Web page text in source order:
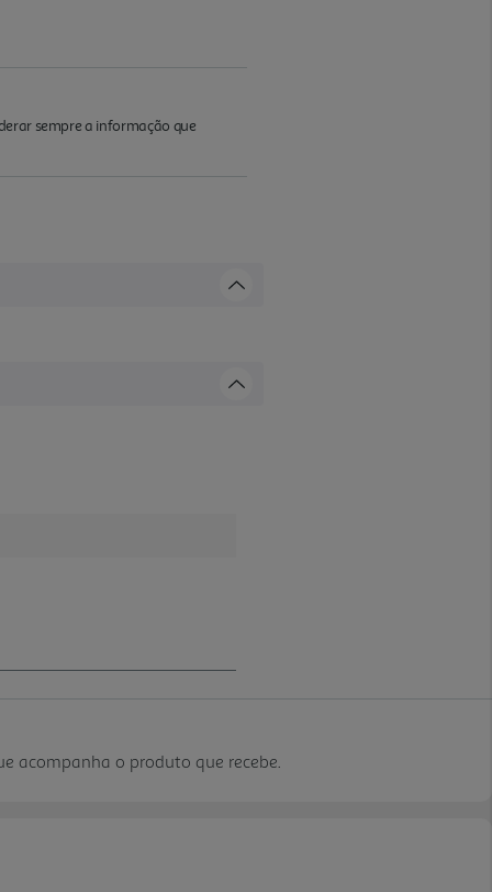
sempre a informação que
acompanha o produto que recebe.